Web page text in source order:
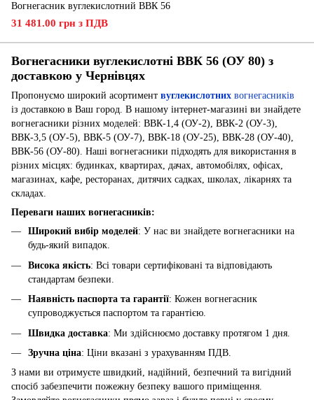
Вогнегасник вуглекислотний ВВК 56
31 481.00 грн з ПДВ
Вогнегасники вуглекислотні ВВК 56 (ОУ 80) з
доставкою у Чернівцях
Пропонуємо широкий асортимент вуглекислотних вогнегасників
із доставкою в Ваш город. В нашому інтернет-магазині ви знайдете
вогнегасники різних моделей: ВВК-1,4 (ОУ-2), ВВК-2 (ОУ-3),
ВВК-3,5 (ОУ-5), ВВК-5 (ОУ-7), ВВК-18 (ОУ-25), ВВК-28 (ОУ-40),
ВВК-56 (ОУ-80). Наші вогнегасники підходять для використання в
різних місцях: будинках, квартирах, дачах, автомобілях, офісах,
магазинах, кафе, ресторанах, дитячих садках, школах, лікарнях та
складах.
Переваги наших вогнегасників:
Широкий вибір моделей: У нас ви знайдете вогнегасники на
будь-який випадок.
Висока якість: Всі товари сертифіковані та відповідають
стандартам безпеки.
Наявність паспорта та гарантії: Кожен вогнегасник
супроводжується паспортом та гарантією.
Швидка доставка: Ми здійснюємо доставку протягом 1 дня.
Зручна ціна: Ціни вказані з урахуванням ПДВ.
З нами ви отримуєте швидкий, надійний, безпечний та вигідний
спосіб забезпечити пожежну безпеку вашого приміщення.